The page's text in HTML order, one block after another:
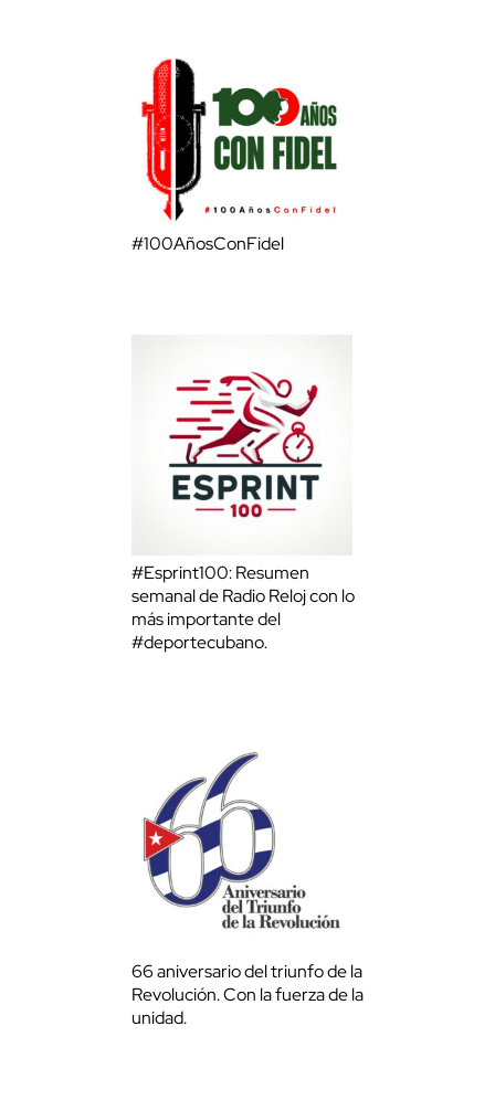
#100AñosConFidel
#Esprint100: Resumen
semanal de Radio Reloj con lo
más importante del
#deportecubano.
66 aniversario del triunfo de la
Revolución. Con la fuerza de la
unidad.